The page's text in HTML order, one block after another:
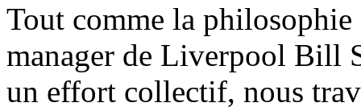
Tout comme la
manager de Liverpool Bill
un effort collectif, nous